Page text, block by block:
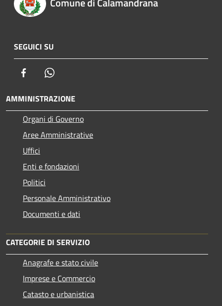
SEGUICI SU
Facebook
AMMINISTRAZIONE
Organi di Governo
Aree Amministrative
Uffici
Enti e fondazioni
Politici
Personale Amministrativo
Documenti e dati
CATEGORIE DI SERVIZIO
Anagrafe e stato civile
Imprese e Commercio
Catasto e urbanistica